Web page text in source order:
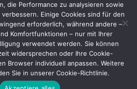
| GEDANKENFENSTERS
die Performance zu analysieren sowie
Einige Cookies sind für den
erforderlich, während andere –
Komfortfunktionen – nur mit Ihrer
verwendet werden. Sie können
widersprechen oder Ihre Cookie-
Browser individuell anpassen. Weitere
Sie in unserer Cookie-Richtlinie.